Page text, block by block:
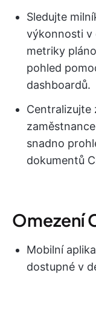
Sledujte
výkonnosti v
metriky
pohled
dashboardů.
Centralizujte
snadno
dokumentů
Omezení
Mobilní
dostupné v